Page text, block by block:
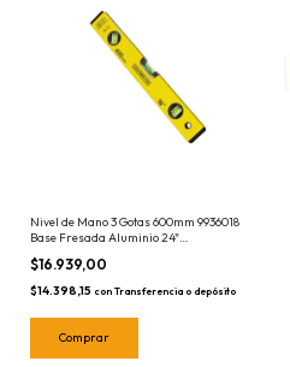
Nivel de Mano 3 Gotas 600mm 9936018
Base Fresada Aluminio 24"
Crossmaster 60cm
$16.939,00
$14.398,15 con Transferencia o depósito